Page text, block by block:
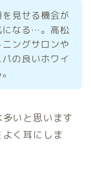
見せる機会が
になる…。高松
ングサロンや
の良いホワイ
いと思います
く耳にしま